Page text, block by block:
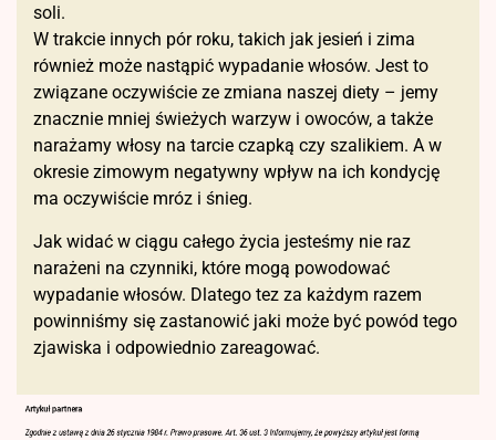
soli.
W trakcie innych pór roku, takich jak jesień i zima
również może nastąpić wypadanie włosów. Jest to
związane oczywiście ze zmiana naszej diety – jemy
znacznie mniej świeżych warzyw i owoców, a także
narażamy włosy na tarcie czapką czy szalikiem. A w
okresie zimowym negatywny wpływ na ich kondycję
ma oczywiście mróz i śnieg.
Jak widać w ciągu całego życia jesteśmy nie raz
narażeni na czynniki, które mogą powodować
wypadanie włosów. Dlatego tez za każdym razem
powinniśmy się zastanowić jaki może być powód tego
zjawiska i odpowiednio zareagować.